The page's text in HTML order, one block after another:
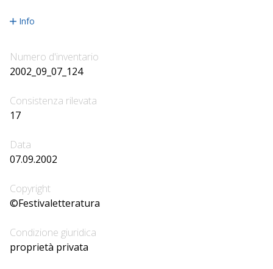
Info
Numero d'inventario
2002_09_07_124
Consistenza rilevata
17
Data
07.09.2002
Copyright
©Festivaletteratura
Condizione giuridica
proprietà privata